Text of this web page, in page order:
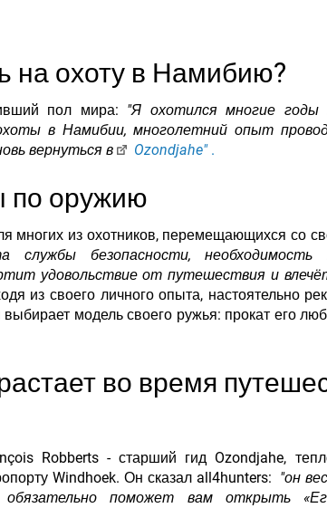
на охоту в Намибию?
пол мира: "Я охотился многие
в Намибии, многолетний опыт
вернуться в
Ozondjahe".
по оружию
многих из охотников, перемещающихся со
службы безопасности,
удовольствие от путешествия и
из своего личного опыта, настоятельно
модель своего ружья: прокат его
во время
Robberts - старший гид Ozondjahe,
Windhoek. Он сказал all4hunters: "он
поможет вам открыть